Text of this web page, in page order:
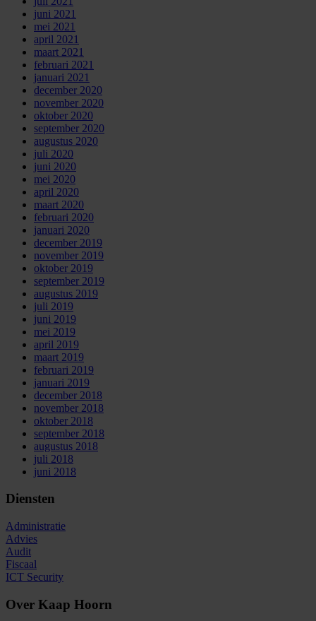
juni 2021
mei 2021
april 2021
maart 2021
februari 2021
januari 2021
december 2020
november 2020
oktober 2020
september 2020
augustus 2020
juli 2020
juni 2020
mei 2020
april 2020
maart 2020
februari 2020
januari 2020
december 2019
november 2019
oktober 2019
september 2019
augustus 2019
juli 2019
juni 2019
mei 2019
april 2019
maart 2019
februari 2019
januari 2019
december 2018
november 2018
oktober 2018
september 2018
augustus 2018
juli 2018
juni 2018
Diensten
Administratie
Advies
Audit
Fiscaal
ICT Security
Over Kaap Hoorn